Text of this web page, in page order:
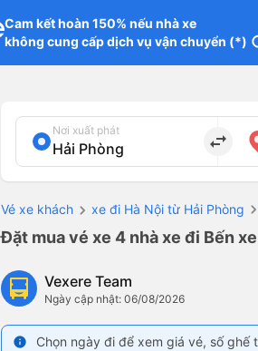
Cam kết hoàn 150% nếu nhà xe
không cung cấp dịch vụ vận chuyển (*)
Nơi xuất phát
import_export
Vé xe khách xe đi Hà Nội từ Hải Phòng
Đặt mua vé xe 4 nhà xe đi Bến
Vexere Team
Ngày cập nhật: 06/08/2026
info Chọn ngày đi để xem giá vé, số